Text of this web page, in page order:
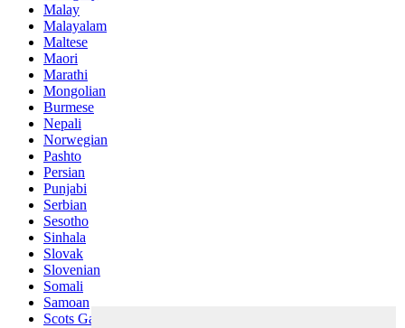
Malay
Malayalam
Maltese
Maori
Marathi
Mongolian
Burmese
Nepali
Norwegian
Pashto
Persian
Punjabi
Serbian
Sesotho
Sinhala
Slovak
Slovenian
Somali
Samoan
Scots Gaelic